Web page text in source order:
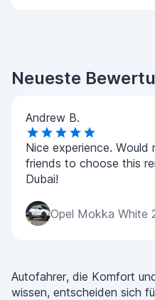
Neueste
Andrew B.
Nice experience. Would
friends to choose this
Dubai!
Opel Mokka White
Autofahrer, die Komfort
wissen, entscheiden sich